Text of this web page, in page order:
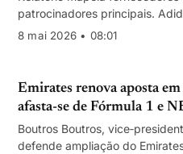
patrocinadores principais.
topo; proibição de apostas na
8 mai 2026 • 08:01
Emirates renova aposta
afasta-se de Fórmula 1 e
Boutros Boutros,
defende ampliação do